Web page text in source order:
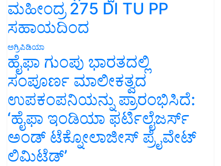
ಮಹೀಂದ್ರ 275 DI TU PP
ಸಹಾಯದಿಂದ
ಅಗ್ರಿಪಿಡಿಯಾ
ಹೈಫಾ ಗುಂಪು ಭಾರತದಲ್ಲಿ
ಸಂಪೂರ್ಣ ಮಾಲೀಕತ್ವದ
ಉಪಕಂಪನಿಯನ್ನು ಪ್ರಾರಂಭಿಸಿದೆ:
‘ಹೈಫಾ ಇಂಡಿಯಾ ಫರ್ಟಿಲೈಜರ್ಸ್
ಅಂಡ್ ಟೆಕ್ನೋಲಾಜೀಸ್ ಪ್ರೈವೇಟ್
ಲಿಮಿಟೆಡ್’